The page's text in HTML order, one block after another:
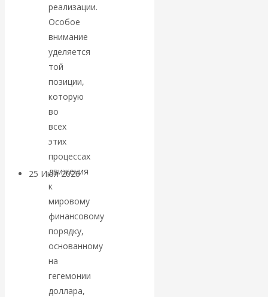
Валентин
КАтасонов.
Может ли
Америка
покинуть НАТО?
25 Июл 2026Комментарии,
интервью и беседы
«Об этом
молчат»:
экономист
реализации.
Особое
внимание
уделяется
той
позиции,
которую
во
всех
этих
процессах
движения
к
мировому
финансовому
порядку,
основанному
на
гегемонии
доллара,